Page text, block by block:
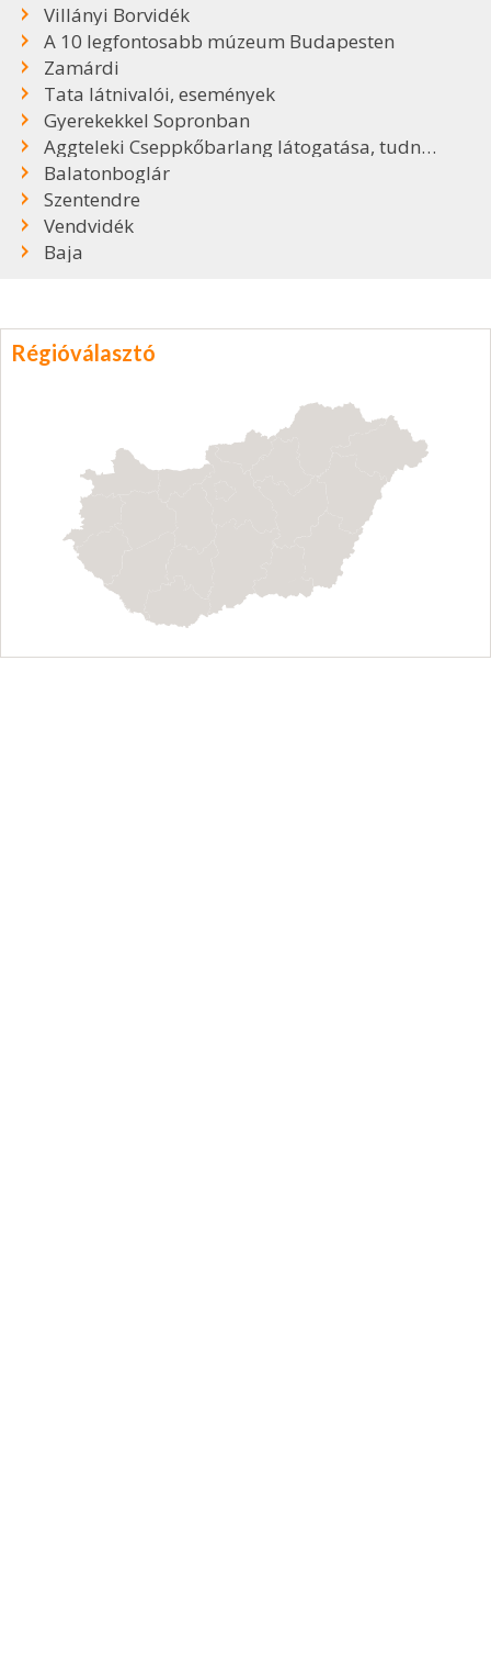
Villányi Borvidék
A 10 legfontosabb múzeum Budapesten
Zamárdi
Tata látnivalói, események
Gyerekekkel Sopronban
Aggteleki Cseppkőbarlang látogatása, tudnivalók
Balatonboglár
Szentendre
Vendvidék
Baja
Régióválasztó